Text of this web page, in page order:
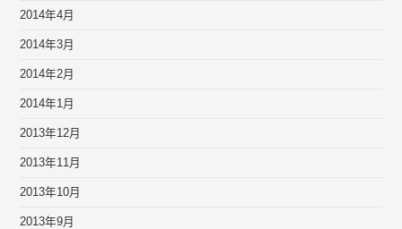
2014年4月
2014年3月
2014年2月
2014年1月
2013年12月
2013年11月
2013年10月
2013年9月